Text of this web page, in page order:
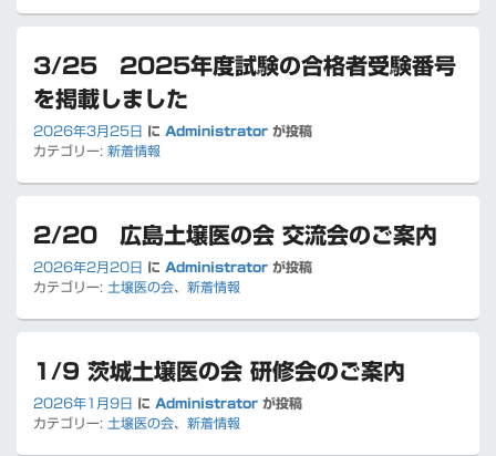
3/25 2025年度試験の合格者受験番号
を掲載しました
2026年3月25日 に Administrator が投稿
カテゴリー: 新着情報
2/20 広島土壌医の会 交流会のご案内
2026年2月20日 に Administrator が投稿
カテゴリー: 土壌医の会、 新着情報
1/9 茨城土壌医の会 研修会のご案内
2026年1月9日 に Administrator が投稿
カテゴリー: 土壌医の会、 新着情報